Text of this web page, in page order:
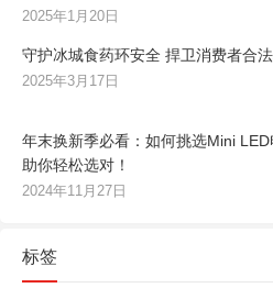
2025年1月20日
守护冰城食药环安全 捍卫消费者合
2025年3月17日
年末换新季必看：如何挑选Mini
助你轻松选对！
2024年11月27日
标签